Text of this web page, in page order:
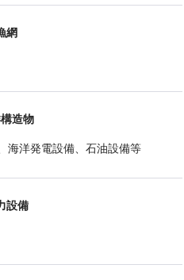
網
造物
海洋発電設備、石油設備等
設備